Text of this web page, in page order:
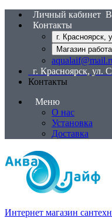
Личный кабинет
Контакты
г.
Магазин
г. Красноярск, ул.
Контакты
Меню
О нас
Установка
Доставка
Интернет магазин